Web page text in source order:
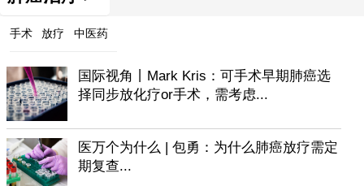
手术 放疗 中医药
国际视角丨Mark Kris：可手术早期肺癌选
择同步放化疗or手术，需考虑...
医万个为什么 | 包勇：为什么肺癌放疗需定
期复查...